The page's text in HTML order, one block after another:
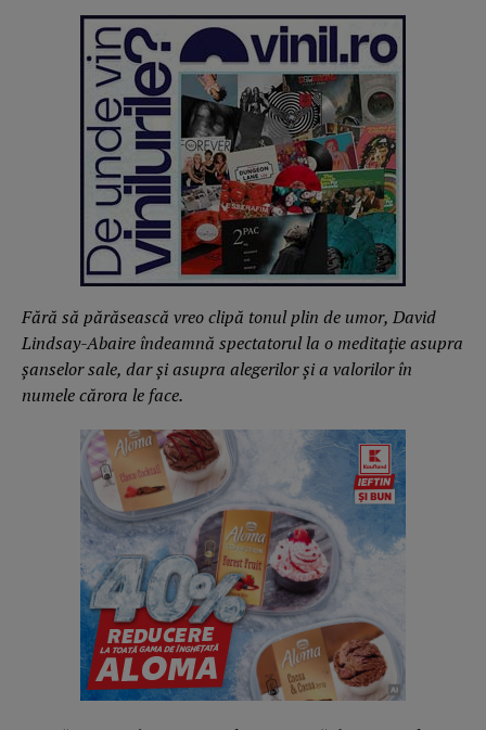
Fără să părăsească vreo clipă tonul plin de umor, David
Lindsay-Abaire îndeamnă spectatorul la o meditație asupra
șanselor sale, dar și asupra alegerilor și a valorilor în
numele cărora le face.